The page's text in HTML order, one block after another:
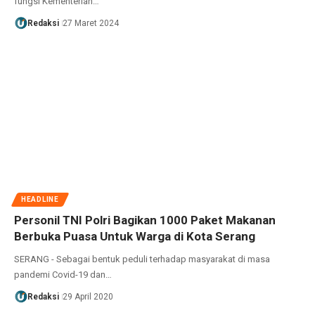
Redaksi 27 Maret 2024
HEADLINE
Personil TNI Polri Bagikan 1000 Paket Makanan
Berbuka Puasa Untuk Warga di Kota Serang
SERANG - Sebagai bentuk peduli terhadap masyarakat di masa
pandemi Covid-19 dan…
Redaksi 29 April 2020